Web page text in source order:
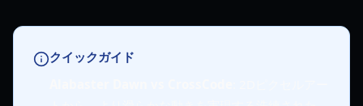
クイックガイド